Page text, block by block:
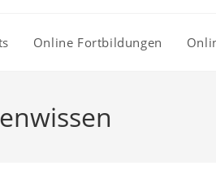
Online Fortbildungen